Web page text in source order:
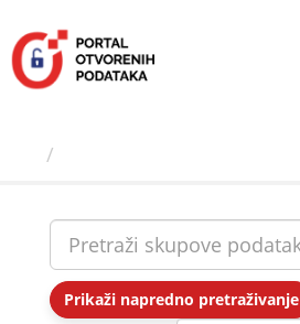
sadržaj
Prikaži napredno pretraživanje